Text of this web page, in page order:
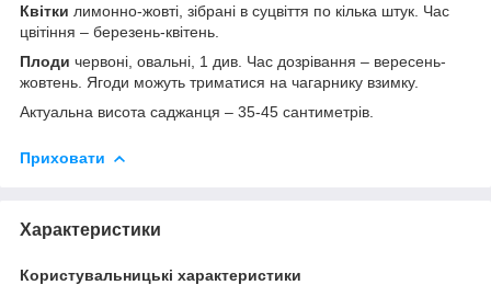
Квітки лимонно-жовті, зібрані в суцвіття по кілька штук. Час
цвітіння – березень-квітень.
Плоди червоні, овальні, 1 див. Час дозрівання – вересень-
жовтень. Ягоди можуть триматися на чагарнику взимку.
Актуальна висота саджанця – 35-45 сантиметрів.
Приховати
Характеристики
Користувальницькі характеристики